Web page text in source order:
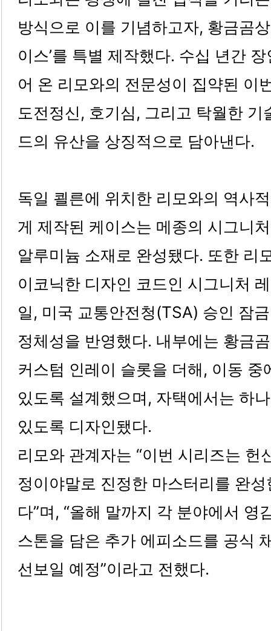
방식으로 이를 기념하고자, 황금곰
이스’를 특별 제작했다. 수십 년간
어 온 리모와의 전문성이 집약된 이
도전정신, 호기심, 그리고 탁월한
드의 유산을 상징적으로 담아낸다.
독일 쾰른에 위치한 리모와의 역사
게 제작된 케이스는 메종의 시그니
알루미늄 소재로 완성됐다. 또한 리
이코닉한 디자인 코드인 시그니처
일, 미국 교통안전청(TSA) 승인 잠
정체성을 반영했다. 내부에는 황금
커스텀 인레이 슬롯을 더해, 이동
있도록 설계했으며, 자택에서는 하
있도록 디자인됐다.
리모와 관계자는 “이번 시리즈는 헌
정이야말로 진정한 마스터리를 완
다”며, “올해 말까지 각 분야에서 영
스톤을 담은 추가 에피소드를 공식
선보일 예정”이라고 전했다.